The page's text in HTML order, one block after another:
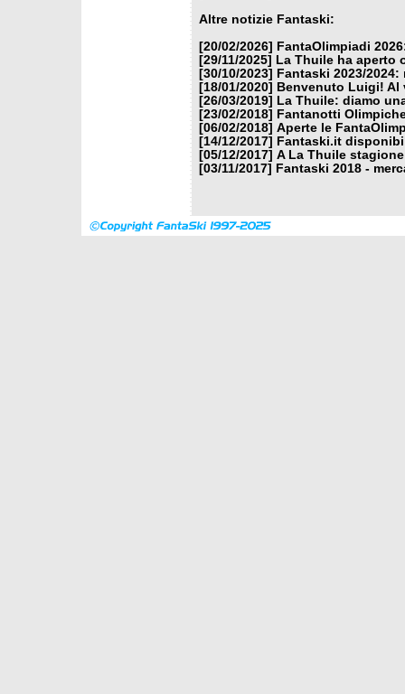
Altre notizie Fantaski:
[20/02/2026]
FantaOlimpiadi
[29/11/2025]
La Thuile ha aperto
[30/10/2023]
Fantaski 2023/
[18/01/2020]
Benvenuto Luigi! Al
[26/03/2019]
La Thuile: diamo
[23/02/2018]
Fantanotti
[06/02/2018] Aperte le
[14/12/2017]
Fantaski.it
[05/12/2017] A La Thuile
[03/11/2017]
Fantaski 2018 -